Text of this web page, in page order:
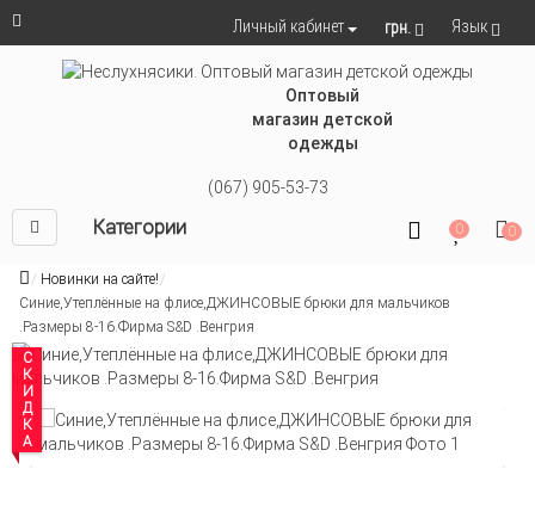
Личный кабинет грн. Язык
Оптовый
магазин детской
одежды
(067) 905-53-73
Категории 0 0
Новинки на сайте!
Синие,Утеплённые на флисе,ДЖИНСОВЫЕ брюки для мальчиков
.Размеры 8-16.Фирма S&D .Венгрия
СКИДКА